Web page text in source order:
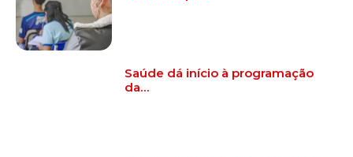
Saúde dá início à programação
da…